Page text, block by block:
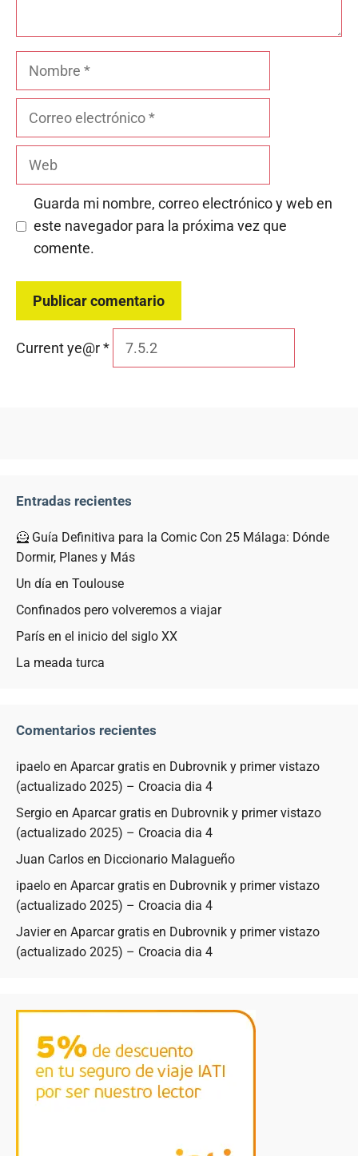
Nombre
Guarda mi nombre, correo electrónico y web en
este navegador para la próxima vez que
comente.
Current ye@r*
Entradas recientes
🦸 Guía Definitiva para la Comic Con 25 Málaga: Dónde
Dormir, Planes y Más
Un día en Toulouse
Confinados pero volveremos a viajar
París en el inicio del siglo XX
La meada turca
Comentarios recientes
ipaelo en Aparcar gratis en Dubrovnik y primer vistazo
(actualizado 2025) – Croacia dia 4
Sergio en Aparcar gratis en Dubrovnik y primer vistazo
(actualizado 2025) – Croacia dia 4
Juan Carlos en Diccionario Malagueño
ipaelo en Aparcar gratis en Dubrovnik y primer vistazo
(actualizado 2025) – Croacia dia 4
Javieren Aparcar gratis en Dubrovnik y primer vistazo
(actualizado 2025) – Croacia dia 4